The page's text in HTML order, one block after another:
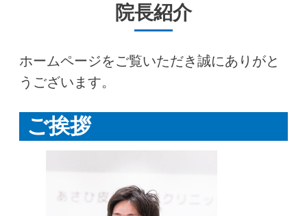
院長紹介
ホームページをご覧いただき誠にありがと
うございます。
ご挨拶